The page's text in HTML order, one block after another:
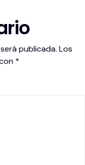
publicada. Los
*